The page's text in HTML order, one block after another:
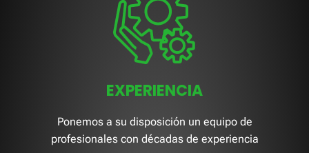
EXPERIENCIA
Ponemos a su disposición un equipo de
profesionales con décadas de experiencia